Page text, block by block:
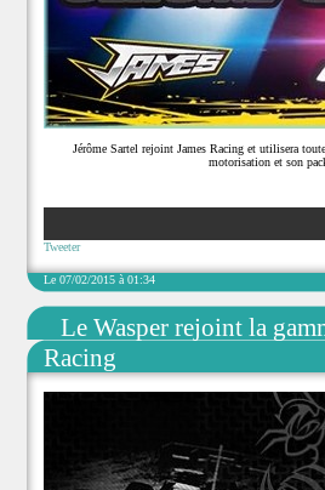
Jérôme Sartel rejoint James Racing et utilisera
motorisation et son
Tweeter
Le 07/02/2015 à 01:34
Le Wasper rejoint la
Racing